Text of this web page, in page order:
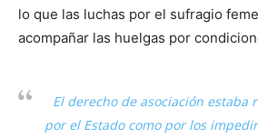
lo que las luchas por el sufragio
acompañar las huelgas por
El derecho de asociación estaba
por el Estado como por los